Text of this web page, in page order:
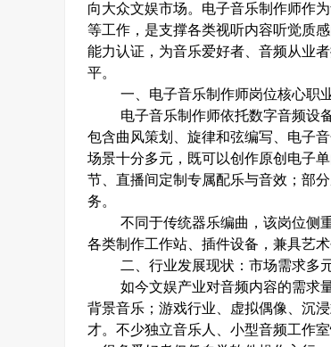
向大众文娱市场。电子音乐制作师作
等工作，是支撑各类视听内容听觉质感
能力认证，为音乐爱好者、音频从业
平。
一、电子音乐制作师岗位核心职
电子音乐制作师依托数字音频设
包含曲风策划、旋律和弦编写、电子
场景十分多元，既可以创作原创电子
节、直播间定制专属配乐与音效；部
务。
不同于传统器乐编曲，该岗位侧
各类制作工作站、插件设备，兼具艺
二、行业发展现状：市场需求多
如今文娱产业对音频内容的需求
背景音乐；游戏行业、虚拟偶像、沉
才。不少独立音乐人、小型音频工作